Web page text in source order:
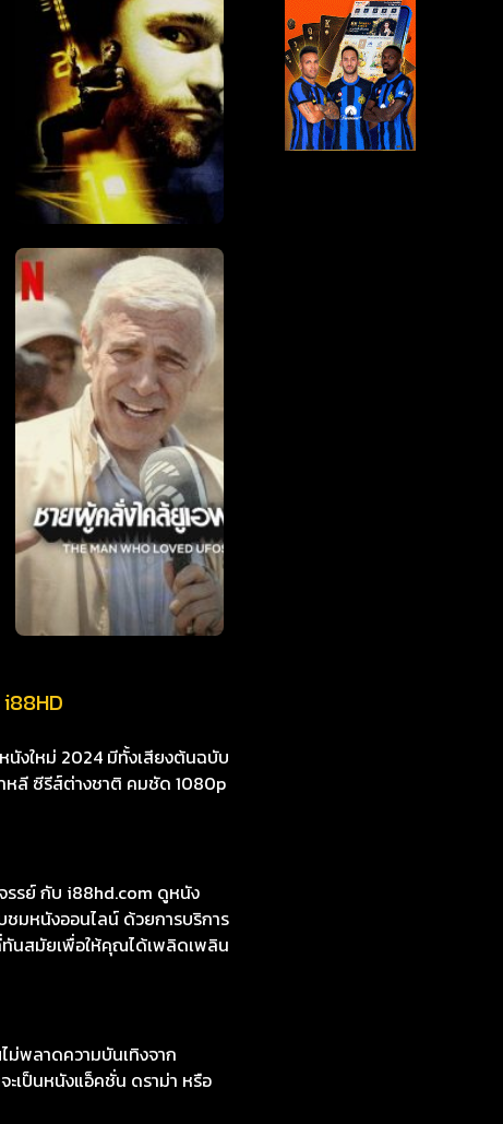
นังใหม่ 2024 มีทั้งเสียงต้นฉบับ
หลี ซีรีส์ต่างชาติ คมชัด 1080p
รรย์ กับ i88hd.com ดูหนัง
ชมหนังออนไลน์ ด้วยการบริการ
นสมัยเพื่อให้คุณได้เพลิดเพลิน
ม่พลาดความบันเทิงจาก
เป็นหนังแอ็คชั่น ดราม่า หรือ